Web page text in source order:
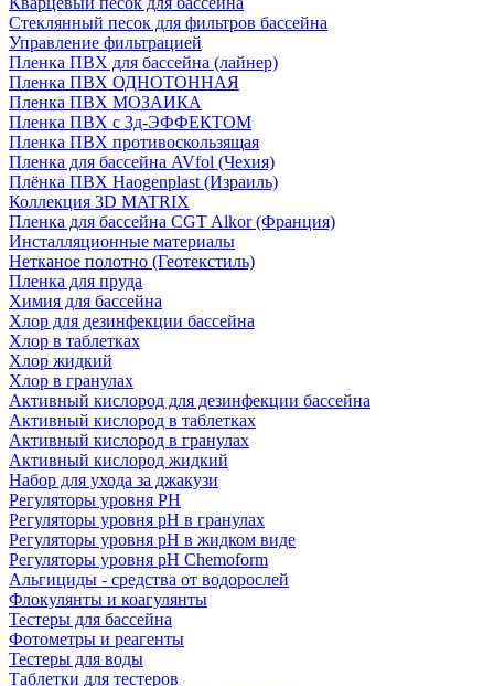
Cтеклянный песок для фильтров бассейна
Управление фильтрацией
Пленка ПВХ для бассейна (лайнер)
Пленка ПВХ ОДНОТОННАЯ
Пленка ПВХ МОЗАИКА
Пленка ПВХ с 3д-ЭФФЕКТОМ
Пленка ПВХ противоскользящая
Пленка для бассейна AVfol (Чехия)
Плёнка ПВХ Haogenplast (Израиль)
Коллекция 3D MATRIX
Пленка для бассейна CGT Alkor (Франция)
Инсталляционные материалы
Нетканое полотно (Геотекстиль)
Пленка для пруда
Химия для бассейна
Хлор для дезинфекции бассейна
Хлор в таблетках
Хлор жидкий
Хлор в гранулах
Активный кислород для дезинфекции бассейна
Активный кислород в таблетках
Активный кислород в гранулах
Активный кислород жидкий
Набор для ухода за джакузи
Регуляторы уровня PH
Регуляторы уровня pH в гранулах
Регуляторы уровня pH в жидком виде
Регуляторы уровня рН Chemoform
Альгициды - средства от водорослей
Флокулянты и коагулянты
Тестеры для бассейна
Фотометры и реагенты
Тестеры для воды
Таблетки для тестеров